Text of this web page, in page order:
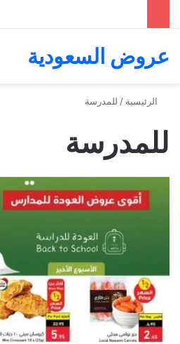
عروض السعودية
الرئيسية / للمدرسة
للمدرسة